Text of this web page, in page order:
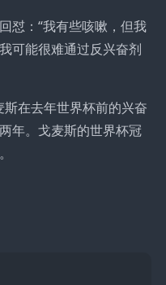
怼：“我有些咳嗽，但我
可能很难通过反兴奋剂
在去年世界杯前的兴奋
年。戈麦斯的世界杯冠